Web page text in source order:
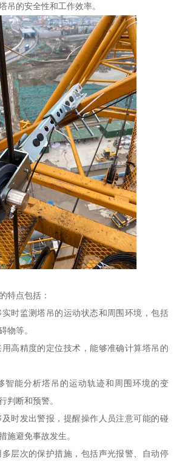
吊的安全性和工作效率。
特点包括：
时监测塔吊的运动状态和周围环境，包括
物等。
高精度的定位技术，能够准确计算塔吊的
智能分析塔吊的运动轨迹和周围环境的变
判断和预警。
时发出警报，提醒操作人员注意可能的碰
施避免事故发生。
层次的保护措施，包括声光报警、自动停